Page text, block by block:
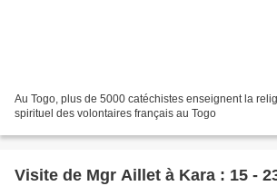
Au Togo, plus de 5000 catéchistes enseignent la
spirituel des volontaires français au Togo
Visite de Mgr Aillet à Kara : 15 -